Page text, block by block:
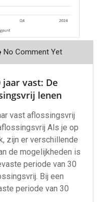
No Comment Yet
vast: De
lenen
vast aflossingsvrij
Als je op
zijn er verschillende
de mogelijkheden is
periode van 30
Bij een
periode van 30